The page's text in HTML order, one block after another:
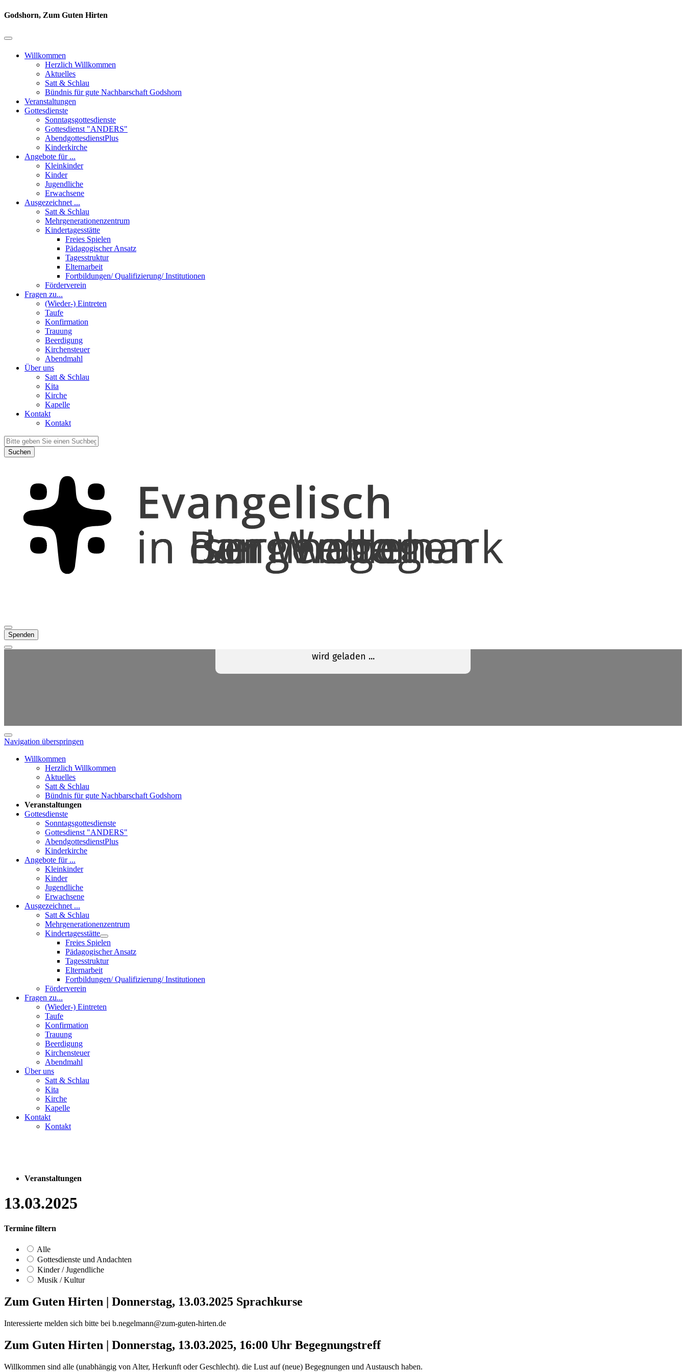
Godshorn, Zum Guten Hirten
Willkommen
Herzlich Willkommen
Aktuelles
Satt & Schlau
Bündnis für gute Nachbarschaft Godshorn
Veranstaltungen
Gottesdienste
Sonntagsgottesdienste
Gottesdienst "ANDERS"
AbendgottesdienstPlus
Kinderkirche
Angebote für ...
Kleinkinder
Kinder
Jugendliche
Erwachsene
Ausgezeichnet ...
Satt & Schlau
Mehrgenerationenzentrum
Kindertagesstätte
Freies Spielen
Pädagogischer Ansatz
Tagesstruktur
Elternarbeit
Fortbildungen/ Qualifizierung/ Institutionen
Förderverein
Fragen zu...
(Wieder-) Eintreten
Taufe
Konfirmation
Trauung
Beerdigung
Kirchensteuer
Abendmahl
Über uns
Satt & Schlau
Kita
Kirche
Kapelle
Kontakt
Kontakt
Suchen
Spenden
Navigation überspringen
Willkommen
Herzlich Willkommen
Aktuelles
Satt & Schlau
Bündnis für gute Nachbarschaft Godshorn
Veranstaltungen
Gottesdienste
Sonntagsgottesdienste
Gottesdienst "ANDERS"
AbendgottesdienstPlus
Kinderkirche
Angebote für ...
Kleinkinder
Kinder
Jugendliche
Erwachsene
Ausgezeichnet ...
Satt & Schlau
Mehrgenerationenzentrum
Kindertagesstätte
Freies Spielen
Pädagogischer Ansatz
Tagesstruktur
Elternarbeit
Fortbildungen/ Qualifizierung/ Institutionen
Förderverein
Fragen zu...
(Wieder-) Eintreten
Taufe
Konfirmation
Trauung
Beerdigung
Kirchensteuer
Abendmahl
Über uns
Satt & Schlau
Kita
Kirche
Kapelle
Kontakt
Kontakt
Veranstaltungen
13.03.2025
Termine filtern
Alle
Gottesdienste und Andachten
Kinder / Jugendliche
Musik / Kultur
Zum Guten Hirten | Donnerstag, 13.03.2025 Sprachkurse
Interessierte melden sich bitte bei b.negelmann@zum-guten-hirten.de
Zum Guten Hirten | Donnerstag, 13.03.2025, 16:00 Uhr Begegnungstreff
Willkommen sind alle (unabhängig von Alter, Herkunft oder Geschlecht). die Lust auf (neue) Begegnungen und Austausch haben.